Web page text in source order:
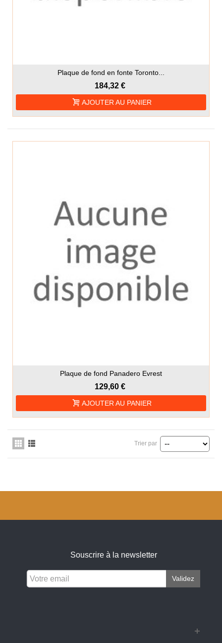
Plaque de fond en fonte Toronto...
184,32 €
AJOUTER AU PANIER
Plaque de fond Panadero Evrest
129,60 €
AJOUTER AU PANIER
Trier par
Souscrire à la newsletter
Validez